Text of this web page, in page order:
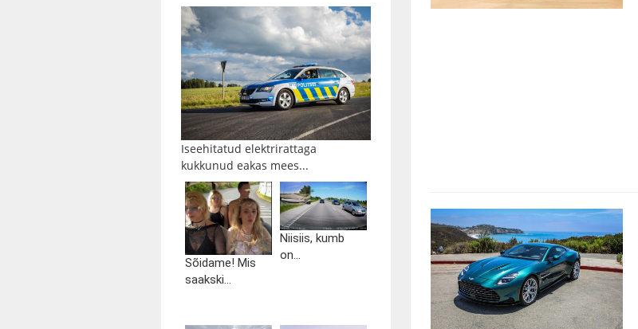
Iseehitatud elektrirattaga
kukkunud eakas mees...
Sõidame! Mis
saakski...
Niisiis, kumb
on...